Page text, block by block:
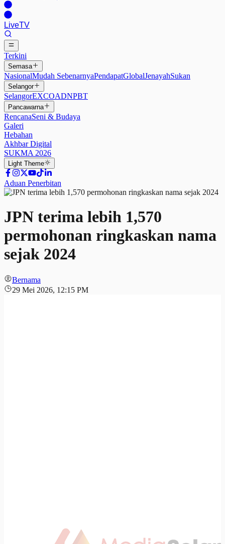
LiveTV
Terkini
Semasa
NasionalMudah SebenarnyaPendapatGlobalJenayahSukan
Selangor
SelangorEXCOADNPBT
Pancawarna
RencanaSeni & Budaya
Galeri
Hebahan
Akhbar Digital
SUKMA 2026
Light Theme
Aduan Penerbitan
JPN terima lebih 1,570
permohonan ringkaskan nama
sejak 2024
Bernama
29 Mei 2026, 12:15 PM